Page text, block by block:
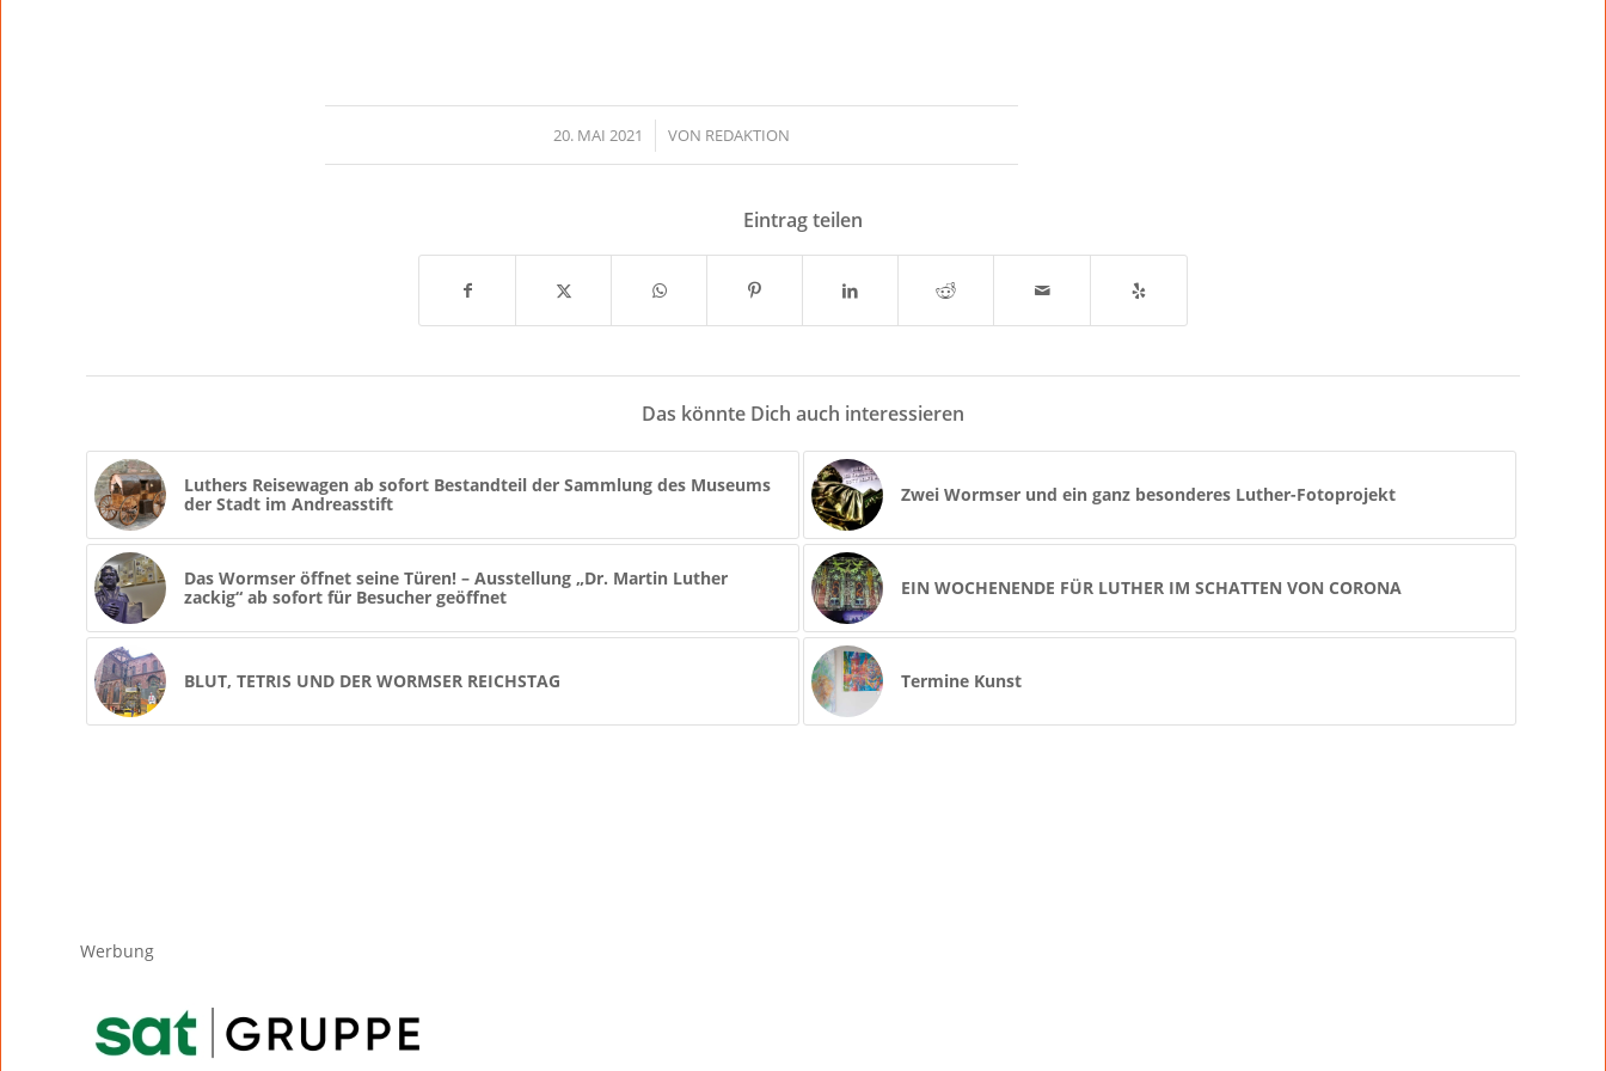
20. MAI 2021
/ VON REDAKTION
Eintrag teilen
Das könnte Dich auch interessieren
Luthers Reisewagen ab sofort Bestandteil der Sammlung des Museums
der Stadt im Andreasstift
Zwei Wormser und ein ganz besonderes Luther-Fotoprojekt
Das Wormser öffnet seine Türen! – Ausstellung „Dr. Martin Luther
zackig“ ab sofort für Besucher geöffnet
EIN WOCHENENDE FÜR LUTHER IM SCHATTEN VON CORONA
BLUT, TETRIS UND DER WORMSER REICHSTAG Termine Kunst
Werbung